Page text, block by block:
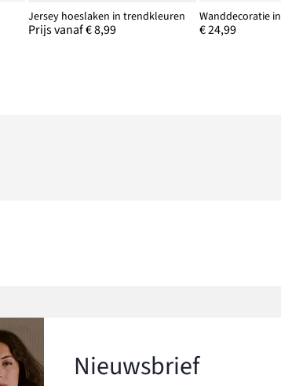
Jersey hoeslaken in trendkleuren
Prijs vanaf € 8,99 € 24,99
Nieuwsbrief